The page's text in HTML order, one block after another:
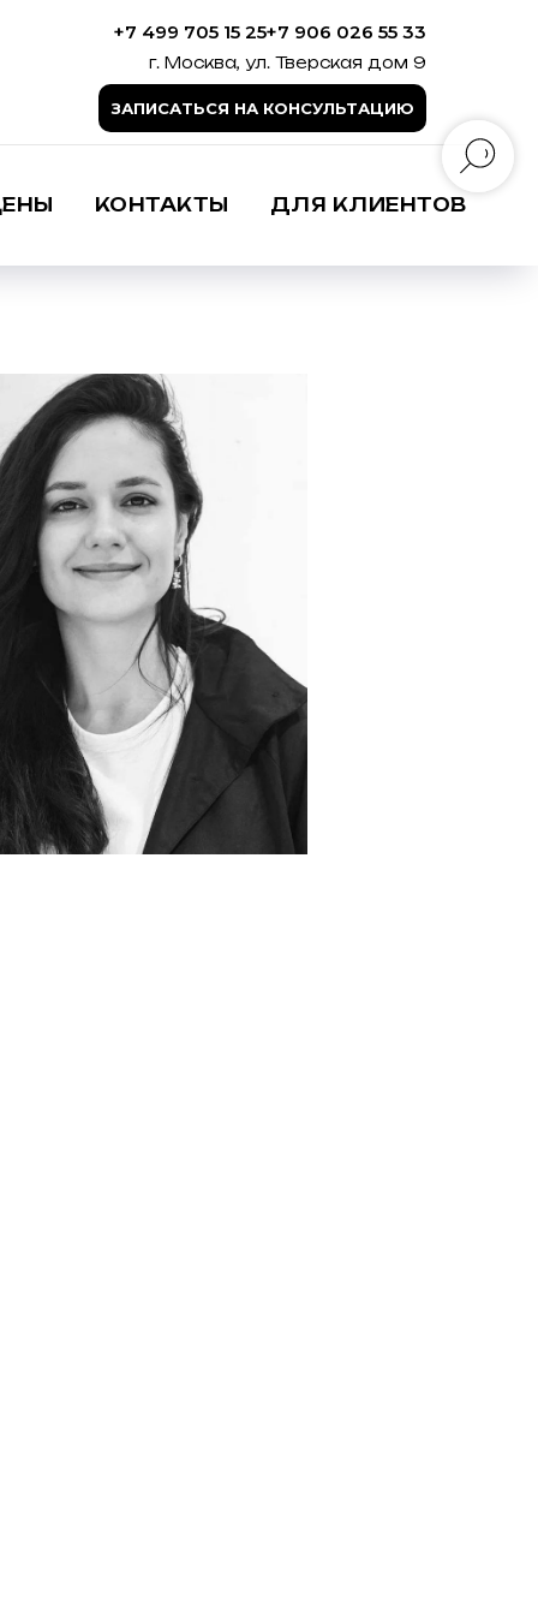
+7 906 026 55 33
г. Москва, ул. Тверская дом 9
+7 499 705 15 25
ЗАПИСАТЬСЯ НА КОНСУЛЬТАЦИЮ
КОНТАКТЫ ДЛЯ КЛИЕНТОВ